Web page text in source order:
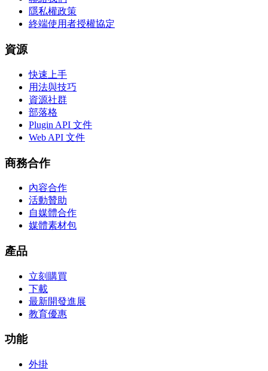
隱私權政策
終端使用者授權協定
資源
快速上手
用法與技巧
資源社群
部落格
Plugin API 文件
Web API 文件
商務合作
內容合作
活動贊助
自媒體合作
媒體素材包
產品
立刻購買
下載
最新開發進展
教育優惠
功能
外掛